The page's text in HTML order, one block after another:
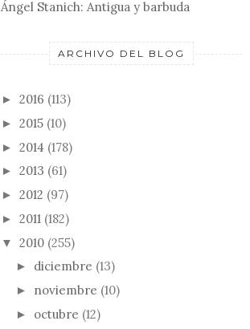
Ángel Stanich: Antigua y barbuda
ARCHIVO DEL BLOG
► 2016 (113)
► 2015 (10)
► 2014 (178)
► 2013 (61)
► 2012 (97)
► 2011 (182)
▼ 2010 (255)
► diciembre (13)
► noviembre (10)
► octubre (12)